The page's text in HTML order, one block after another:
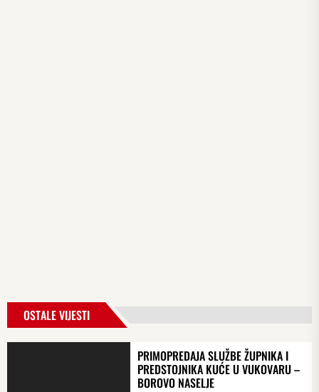
OSTALE VIJESTI
PRIMOPREDAJA SLUŽBE ŽUPNIKA I
PREDSTOJNIKA KUĆE U VUKOVARU –
BOROVO NASELJE